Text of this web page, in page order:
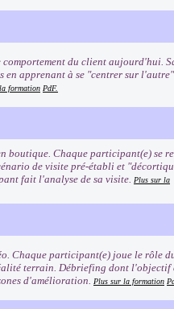
comportement du client aujourd'hui.
apprenant à se "centrer sur
formation PdF.
boutique. Chaque participant(e) se
de visite pré-établi et
fait l'analyse de sa visite. Plus sur la
Chaque participant(e) joue le rôle
terrain. Débriefing dont l'objectif
d'amélioration. Plus sur la formation